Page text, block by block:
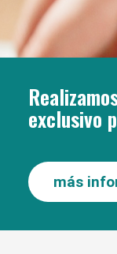
exclusivo
más